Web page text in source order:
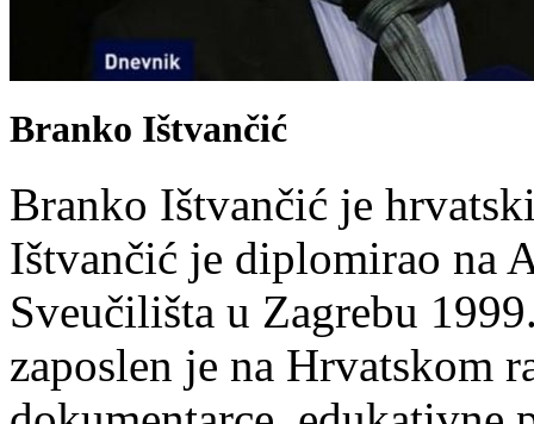
Branko Ištvančić
Branko Ištvančić je
Ištvančić je diplomirao na
Sveučilišta u Zagrebu
zaposlen je na Hrvatskom